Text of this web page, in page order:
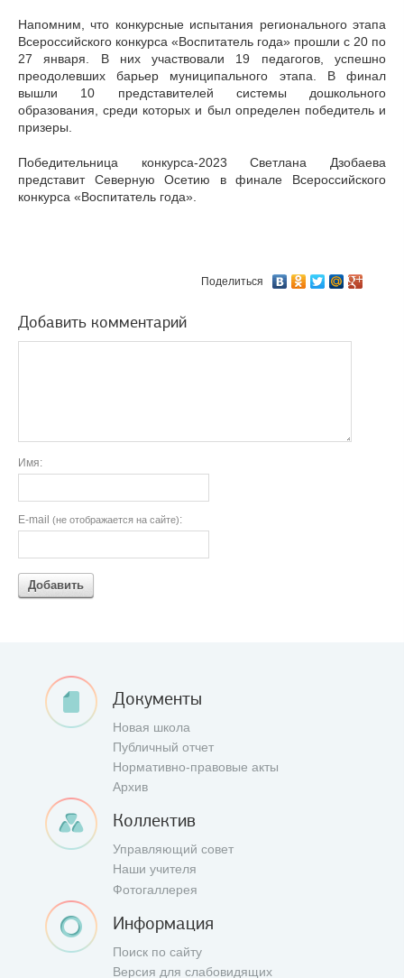
Напомним, что конкурсные испытания регионального этапа
Всероссийского конкурса «Воспитатель года» прошли с 20 по
27 января. В них участвовали 19 педагогов, успешно
преодолевших барьер муниципального этапа. В финал
вышли 10 представителей системы дошкольного
образования, среди которых и был определен победитель и
призеры.
Победительница конкурса-2023 Светлана Дзобаева
представит Северную Осетию в финале Всероссийского
конкурса «Воспитатель года».
Поделиться
Добавить комментарий
Имя:
E-mail (не отображается на сайте):
Добавить
Документы
Новая школа
Публичный отчет
Нормативно-правовые акты
Архив
Коллектив
Управляющий совет
Наши учителя
Фотогаллерея
Информация
Поиск по сайту
Версия для слабовидящих